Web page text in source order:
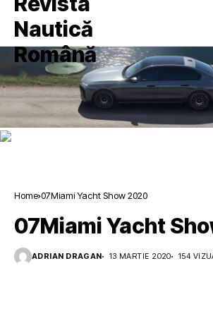
Home 07Miami Yacht Show 2020
07Miami Yacht
ADRIAN DRAGAN 13 MARTIE 2020 154